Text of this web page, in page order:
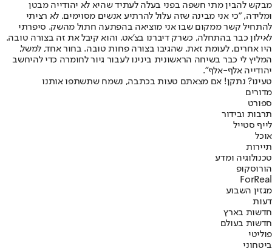
מבקש להבין מתי חשפה בפני בעלה לעתיד שהיא לא יהודייה מבטן
ומלידה, "כי אני מבינה שזה עלול להרתיע אנשים מסוימים. לא רציתי
להתחיל קשר ממקום שבו אני מוציאה בהפתעה חתול מהשק. סיפרתי
לאילון כבר בהתחלה, כשרק דיברנו בצ'אט, והוא קיבל את זה בצורה טובה.
היו אחרים, לעומת זאת, שהגיבו בצורה פחות טובה. בחור אחד, למשל,
המליץ לי כבר בשיחה הראשונית בינינו לעבור גיור לחומרה כדי להיחשב
יהודייה אלף-אלף".
טעינו? נתקן! אם מצאתם טעות בכתבה, נשמח שתשתפו אותנו
מדורים
ספורט
תרבות ובידור
לייף סטייל
אוכל
תיירות
טכנולוגיה ומדע
הורוסקופ
ForReal
מגזין השבוע
דעות
חדשות בארץ
חדשות בעולם
פוליטי
ביטחוני